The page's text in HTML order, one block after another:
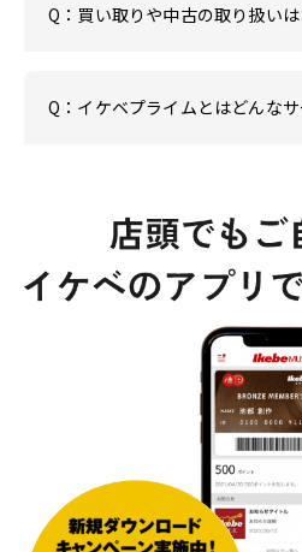
Q：買い取りや中古の取り扱い
Q：イケベプライムとはどんな